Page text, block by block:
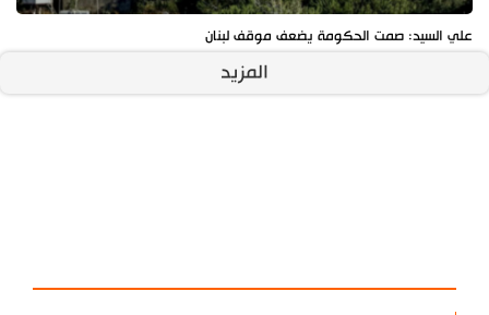
علي السيد: صمت الحكومة يضعف موقف لبنان
المزيد